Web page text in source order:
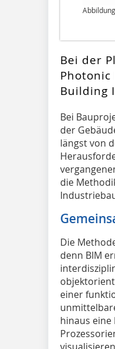
Bei der
Building
Bei
der
längst von
die
Die
denn BIM
einer
hinaus